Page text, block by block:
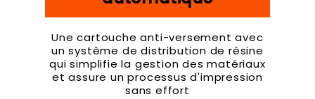
Une cartouche anti-versement avec
un système de distribution de résine
qui simplifie la gestion des matériaux
et assure un processus d'impression
sans effort